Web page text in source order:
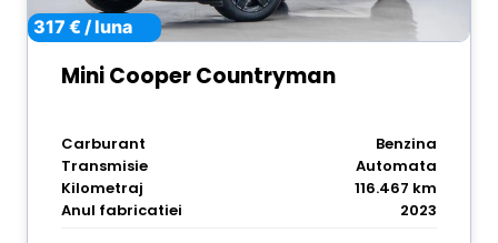
317 € / luna
Mini Cooper Countryman
Carburant
Benzina
Transmisie
Automata
Kilometraj
116.467 km
Anul fabricatiei
2023